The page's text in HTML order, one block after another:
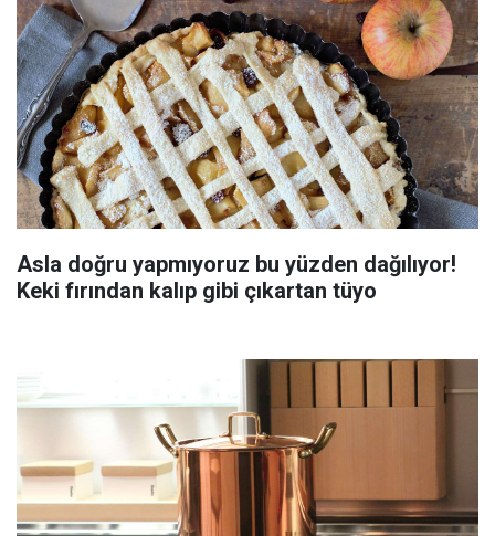
Asla doğru yapmıyoruz bu yüzden dağılıyor!
Keki fırından kalıp gibi çıkartan tüyo